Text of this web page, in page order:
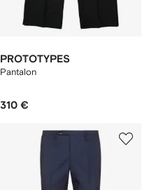
PROTOTYPES
Pantalon
310 €